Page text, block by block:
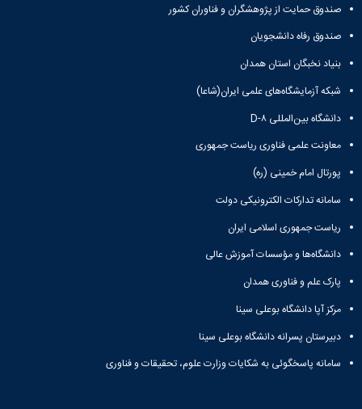
صندوق حمایت از پژوهشگران و فناوران کشور
صندوق رفاه دانشجویان
بنیاد نخبگان استان همدان
شبکه آزمایشگاه‌های علمی ایران(شاعا)
دانشگاه بین‌المللی D-۸
معاونت علمی فناوری ریاست جمهوری
پورتال امام خمینی (ره)
سامانه تدارکات الکترونیکی دولت
ریاست جمهوری اسلامی ایران
دانشگاه‌ها و مؤسسات آموزش عالی
پارک علم و فناوری همدان
مرکز آپا دانشگاه بوعلی سینا
دبیرستان پسرانه دانشگاه بوعلی سینا
سامانه پاسخگوئی به شکایات وزارت علوم، تحقیقات و فناوری